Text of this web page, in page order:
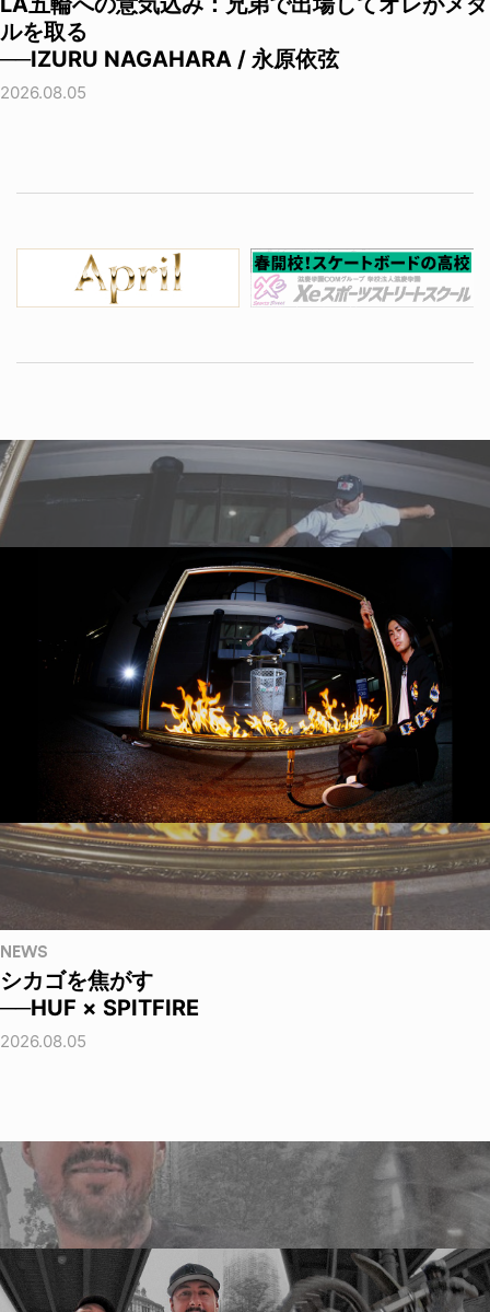
ルを取る
──IZURU NAGAHARA / 永原依弦
2026.08.05
NEWS
シカゴを焦がす
──HUF × SPITFIRE
2026.08.05